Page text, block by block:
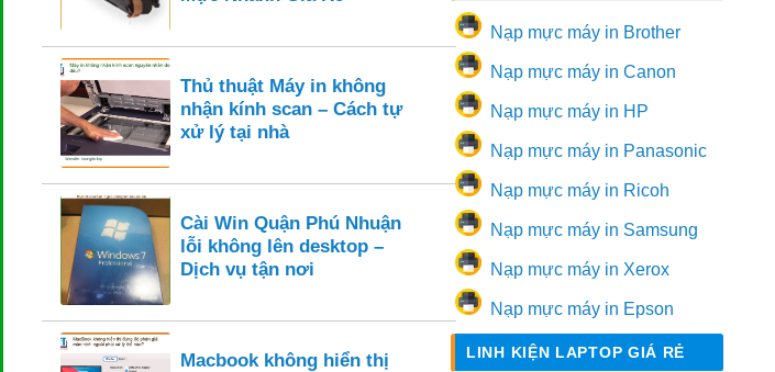
Thủ thuật Máy in không
nhận kính scan – Cách tự
xử lý tại nhà
Cài Win Quận Phú Nhuận
lỗi không lên desktop –
Dịch vụ tận nơi
Macbook không hiển thị
Nạp mực máy in Brother
Nạp mực máy in Canon
Nạp mực máy in HP
Nạp mực máy in Panasonic
Nạp mực máy in Ricoh
Nạp mực máy in Samsung
Nạp mực máy in Xerox
Nạp mực máy in Epson
LINH KIỆN LAPTOP GIÁ RẺ